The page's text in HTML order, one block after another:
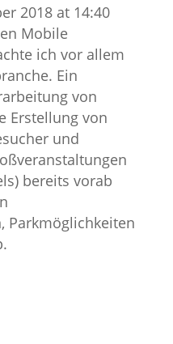
2018 at 14:40
Mobile
ich vor allem
Ein
von
Erstellung von
und
bereits vorab
Parkmöglichkeiten